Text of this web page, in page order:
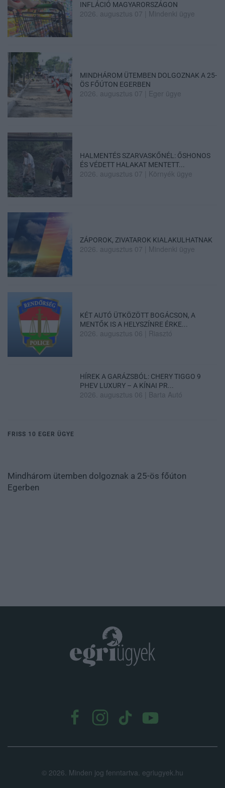
INFLÁCIÓ MAGYARORSZÁGON
2026. augusztus 07 Mindenki ügye
MINDHÁROM ÜTEMBEN DOLGOZNAK A 25-
ÖS FŐÚTON EGERBEN
2026. augusztus 07 Eger ügye
HALMENTÉS SZARVASKŐNÉL: ŐSHONOS
ÉS VÉDETT HALAKAT MENTETT...
2026. augusztus 07 Környék ügye
ZÁPOROK, ZIVATAROK KIALAKULHATNAK
2026. augusztus 07 Mindenki ügye
KÉT AUTÓ ÜTKÖZÖTT BOGÁCSON, A
MENTŐK IS A HELYSZÍNRE ÉRKE...
2026. augusztus 06 Riasztó
HÍREK A GARÁZSBÓL: CHERY TIGGO 9
PHEV LUXURY – A KÍNAI PR...
2026. augusztus 06 Barta Autó
FRISS 10 EGER ÜGYE
Mindhárom ütemben dolgoznak a 25-ös főúton
Egerben
© 2026. Minden jog fenntartva. egriugyek.hu